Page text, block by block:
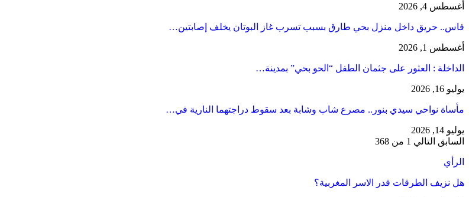
أغسطس 4, 2026
فاس.. حريق داخل منزل بحي طارق بسبب تسرب غاز البوتان يخلف إصابتين…
أغسطس 1, 2026
​الداخلة : العثور على جثمان الطفل “الحو بحي” بمدينة…
يوليو 16, 2026
مأساة نواحي سيدي بنور.. مصرع شاب وشابة بعد سقوط دراجتهما النارية في…
يوليو 14, 2026
السابق التالي 1 من 368
الرأي
هل نزيف الطرقات قدر الاسر المغربية؟